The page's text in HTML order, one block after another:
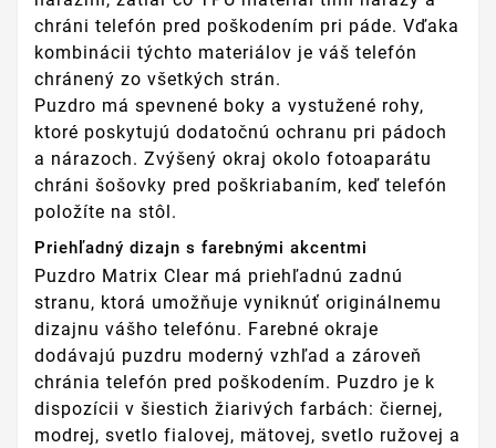
chráni telefón pred poškodením pri páde. Vďaka
kombinácii týchto materiálov je váš telefón
chránený zo všetkých strán.
Puzdro má spevnené boky a vystužené rohy,
ktoré poskytujú dodatočnú ochranu pri pádoch
a nárazoch. Zvýšený okraj okolo fotoaparátu
chráni šošovky pred poškriabaním, keď telefón
položíte na stôl.
Priehľadný dizajn s farebnými akcentmi
Puzdro Matrix Clear má priehľadnú zadnú
stranu, ktorá umožňuje vyniknúť originálnemu
dizajnu vášho telefónu. Farebné okraje
dodávajú puzdru moderný vzhľad a zároveň
chránia telefón pred poškodením. Puzdro je k
dispozícii v šiestich žiarivých farbách: čiernej,
modrej, svetlo fialovej, mätovej, svetlo ružovej a